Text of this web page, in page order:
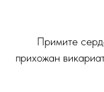
Примите
прихожан